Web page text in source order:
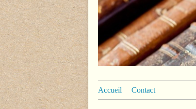
Accueil Contact